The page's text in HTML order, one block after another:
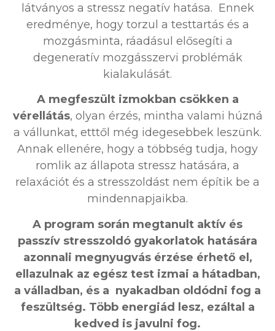
látványos a stressz negatív hatása. Ennek
eredménye, hogy torzul a testtartás és a
mozgásminta, ráadásul elősegíti a
degeneratív mozgásszervi problémák
kialakulását.
A megfeszült izmokban csökken a
vérellátás, olyan érzés, mintha valami húzná
a vállunkat, etttől még idegesebbek leszünk.
Annak ellenére, hogy a többség tudja, hogy
romlik az állapota stressz hatására, a
relaxációt és a stresszoldást nem építik be a
mindennapjaikba.
A program során megtanult aktív és
passzív stresszoldó gyakorlatok hatására
azonnali megnyugvás érzése érhető el,
ellazulnak az egész test izmai a hátadban,
a válladban, és a nyakadban oldódni fog a
feszültség. Több energiád lesz, ezáltal a
kedved is javulni fog.